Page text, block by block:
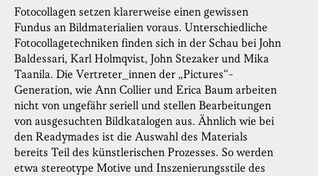
Fotocollagen setzen klarerweise einen gewissen
Fundus an Bildmaterialien voraus. Unterschiedliche
Fotocollagetechniken finden sich in der Schau bei John
Baldessari, Karl Holmqvist, John Stezaker und Mika
Taanila. Die Vertreter_innen der „Pictures“-
Generation, wie Ann Collier und Erica Baum arbeiten
nicht von ungefähr seriell und stellen Bearbeitungen
von ausgesuchten Bildkatalogen aus. Ähnlich wie bei
den Readymades ist die Auswahl des Materials
bereits Teil des künstlerischen Prozesses. So werden
etwa stereotype Motive und Inszenierungsstile des